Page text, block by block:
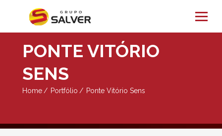
PONTE VITÓRIO
SENS
Home Portfólio Ponte Vitório Sens